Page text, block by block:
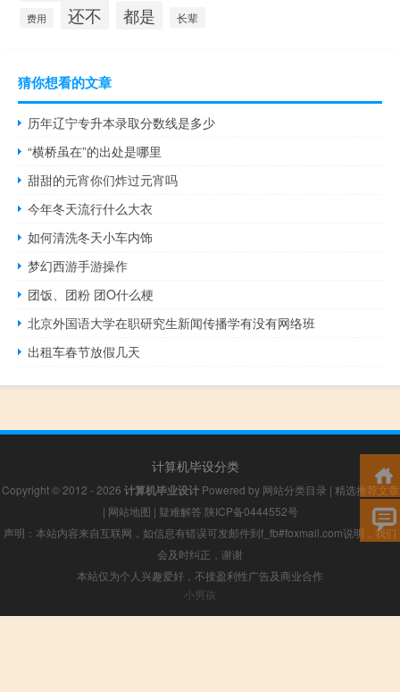
费用 还不 都是 长辈
猜你想看的文章
历年辽宁专升本录取分数线是多少
“横桥虽在”的出处是哪里
甜甜的元宵你们炸过元宵吗
今年冬天流行什么大衣
如何清洗冬天小车内饰
梦幻西游手游操作
团饭、团粉 团O什么梗
北京外国语大学在职研究生新闻传播学有没有网络班
出租车春节放假几天
计算机毕设分类
Copyright © 2012 - 2026 计算机毕业设计Powered by 网站分类目录 | 精选推荐文章
| 网站地图 | 疑难解答 陕ICP备0444552号
声明：本站内容来自互联网，如信息有错误可发邮件到f_fb#foxmail.com说明，我们
会及时纠正，谢谢
本站仅为个人兴趣爱好，不接盈利性广告及商业合作
小男孩